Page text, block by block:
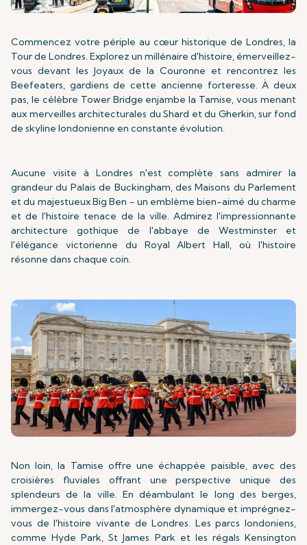
Commencez votre périple au cœur historique de Londres, la
Tour de Londres. Explorez un millénaire d'histoire, émerveillez-
vous devant les Joyaux de la Couronne et rencontrez les
Beefeaters, gardiens de cette ancienne forteresse. À deux
pas, le célèbre Tower Bridge enjambe la Tamise, vous menant
aux merveilles architecturales du Shard et du Gherkin, sur fond
de skyline londonienne en constante évolution.
Aucune visite à Londres n'est complète sans admirer la
grandeur du Palais de Buckingham, des Maisons du Parlement
et du majestueux Big Ben - un emblème bien-aimé du charme
et de l'histoire tenace de la ville. Admirez l'impressionnante
architecture gothique de l'abbaye de Westminster et
l'élégance victorienne du Royal Albert Hall, où l'histoire
résonne dans chaque coin.
Non loin, la Tamise offre une échappée paisible, avec des
croisières fluviales offrant une perspective unique des
splendeurs de la ville. En déambulant le long des berges,
immergez-vous dans l'atmosphère dynamique et imprégnez-
vous de l'histoire vivante de Londres. Les parcs londoniens,
comme Hyde Park, St James Park et les régals Kensington